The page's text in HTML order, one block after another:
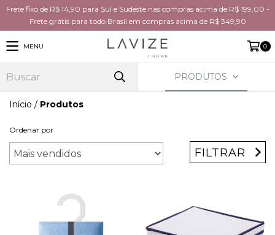
Frete fixo de R$ 14,90 para Sul e Sudeste nas compras acima de R$ 199,00 -
Frete grátis para todo Brasil em compras acima de R$ 349,90
MENU 0
PRODUTOS
Início / Produtos
Ordenar por
FILTRAR